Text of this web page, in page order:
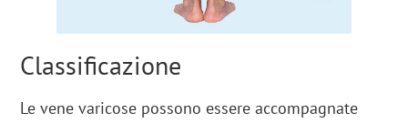
Classificazione
Le vene varicose possono essere accompagnate